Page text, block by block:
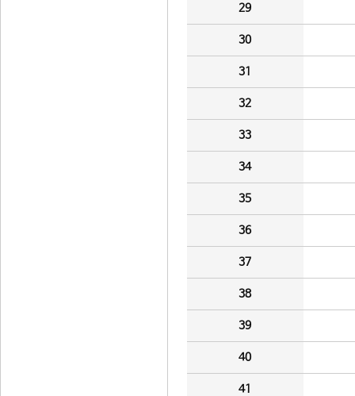
29
30
31
32
33
34
35
36
37
38
39
40
41